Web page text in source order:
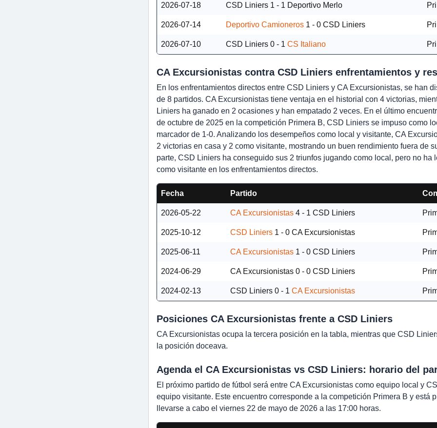
2026-07-18 CSD Liniers 1 - 1 Deportivo Merlo
2026-07-14 Deportivo Camioneros 1 - 0 CSD Liniers
2026-07-10 CSD Liniers 0 - 1 CS Italiano
CA Excursionistas contra CSD Liniers enfrentamientos y
En los enfrentamientos directos entre CSD Liniers y CA Excursionistas, se han
de 8 partidos. CA Excursionistas tiene ventaja en el historial con 4 victorias,
Liniers ha ganado en 2 ocasiones y han empatado 2 veces. En el último
de octubre de 2025 en la competición Primera B, CSD Liniers se impuso como
marcador de 1-0. Analizando los desempeños como local y visitante, CA
2 victorias en casa y 2 como visitante, mostrando un buen rendimiento fuera de
parte, CSD Liniers ha conseguido sus 2 triunfos jugando como local, pero no ha
como visitante en los enfrentamientos directos.
Fecha Partido
2026-05-22 CA Excursionistas 4 - 1 CSD Liniers
2025-10-12 CSD Liniers 1 - 0 CA Excursionistas
2025-06-11 CA Excursionistas 1 - 0 CSD Liniers
2024-06-29 CA Excursionistas 0 - 0 CSD Liniers
2024-02-13 CSD Liniers 0 - 1 CA Excursionistas
Posiciones CA Excursionistas frente a CSD Liniers
CA Excursionistas ocupa la tercera posición en la tabla, mientras que CSD
la posición doceava.
Agenda el CA Excursionistas vs CSD Liniers: horario del
El próximo partido de fútbol será entre CA Excursionistas como equipo local y
equipo visitante. Este encuentro corresponde a la competición Primera B y está
llevarse a cabo el viernes 22 de mayo de 2026 a las 17:00 horas.